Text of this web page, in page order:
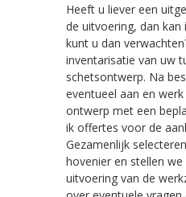
Heeft u liever een
de uitvoering, dan
kunt u dan
inventarisatie van uw
schetsontwerp. Na
eventueel aan en
ontwerp met een
ik offertes voor de
Gezamenlijk
hovenier en stellen
uitvoering van de